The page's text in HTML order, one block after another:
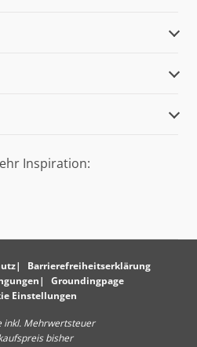
Inspiration:
Barrierefreiheitserklärung
Groundingpage
Einstellungen
inkl. Mehrwertsteuer
bisher